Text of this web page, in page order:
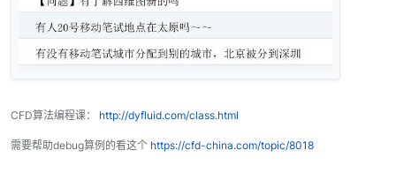
CFD算法编程课： http://dyfluid.com/class.html
需要帮助debug算例的看这个 https://cfd-china.com/topic/8018